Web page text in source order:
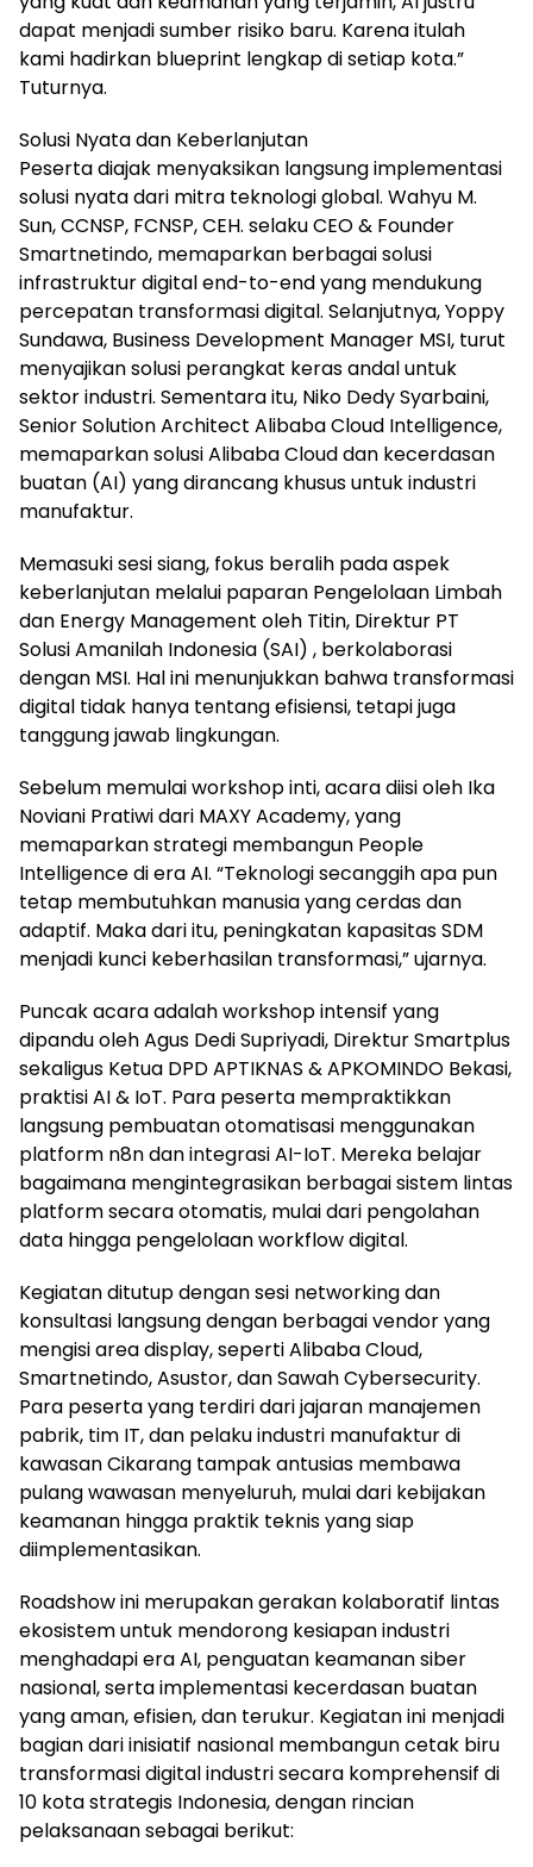
dapat menjadi sumber risiko baru. Karena itulah
kami hadirkan blueprint lengkap di setiap kota.”
Tuturnya.
Solusi Nyata dan Keberlanjutan
Peserta diajak menyaksikan langsung implementasi
solusi nyata dari mitra teknologi global. Wahyu M.
Sun, CCNSP, FCNSP, CEH. selaku CEO & Founder
Smartnetindo, memaparkan berbagai solusi
infrastruktur digital end-to-end yang mendukung
percepatan transformasi digital. Selanjutnya, Yoppy
Sundawa, Business Development Manager MSI, turut
menyajikan solusi perangkat keras andal untuk
sektor industri. Sementara itu, Niko Dedy Syarbaini,
Senior Solution Architect Alibaba Cloud Intelligence,
memaparkan solusi Alibaba Cloud dan kecerdasan
buatan (AI) yang dirancang khusus untuk industri
manufaktur.
Memasuki sesi siang, fokus beralih pada aspek
keberlanjutan melalui paparan Pengelolaan Limbah
dan Energy Management oleh Titin, Direktur PT
Solusi Amanilah Indonesia (SAI) , berkolaborasi
dengan MSI. Hal ini menunjukkan bahwa transformasi
digital tidak hanya tentang efisiensi, tetapi juga
tanggung jawab lingkungan.
Sebelum memulai workshop inti, acara diisi oleh Ika
Noviani Pratiwi dari MAXY Academy, yang
memaparkan strategi membangun People
Intelligence di era AI. “Teknologi secanggih apa pun
tetap membutuhkan manusia yang cerdas dan
adaptif. Maka dari itu, peningkatan kapasitas SDM
menjadi kunci keberhasilan transformasi,” ujarnya.
Puncak acara adalah workshop intensif yang
dipandu oleh Agus Dedi Supriyadi, Direktur Smartplus
sekaligus Ketua DPD APTIKNAS & APKOMINDO Bekasi,
praktisi AI & IoT. Para peserta mempraktikkan
langsung pembuatan otomatisasi menggunakan
platform n8n dan integrasi AI-IoT. Mereka belajar
bagaimana mengintegrasikan berbagai sistem lintas
platform secara otomatis, mulai dari pengolahan
data hingga pengelolaan workflow digital.
Kegiatan ditutup dengan sesi networking dan
konsultasi langsung dengan berbagai vendor yang
mengisi area display, seperti Alibaba Cloud,
Smartnetindo, Asustor, dan Sawah Cybersecurity.
Para peserta yang terdiri dari jajaran manajemen
pabrik, tim IT, dan pelaku industri manufaktur di
kawasan Cikarang tampak antusias membawa
pulang wawasan menyeluruh, mulai dari kebijakan
keamanan hingga praktik teknis yang siap
diimplementasikan.
Roadshow ini merupakan gerakan kolaboratif lintas
ekosistem untuk mendorong kesiapan industri
menghadapi era AI, penguatan keamanan siber
nasional, serta implementasi kecerdasan buatan
yang aman, efisien, dan terukur. Kegiatan ini menjadi
bagian dari inisiatif nasional membangun cetak biru
transformasi digital industri secara komprehensif di
10 kota strategis Indonesia, dengan rincian
pelaksanaan sebagai berikut: